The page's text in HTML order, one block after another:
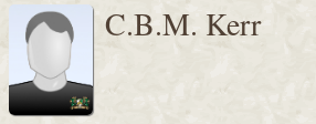
C.B.M. Kerr